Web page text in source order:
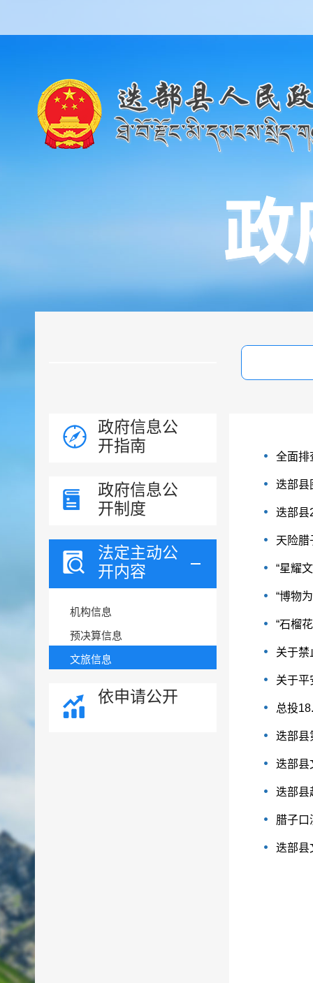
政府信息公
开指南
政府信息公
开制度
法定主动公
开内容
机构信息
预决算信息
文旅信息
依申请公开
全面排
迭部县
迭部县
天险腊
“星耀
“博物
“石榴
关于禁
关于平
总投
迭部县
迭部县
迭部县
腊子口
迭部县